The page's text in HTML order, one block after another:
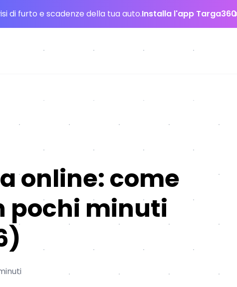
di furto e scadenze della tua auto.Installa l'app Targa360
online: come
pochi minuti